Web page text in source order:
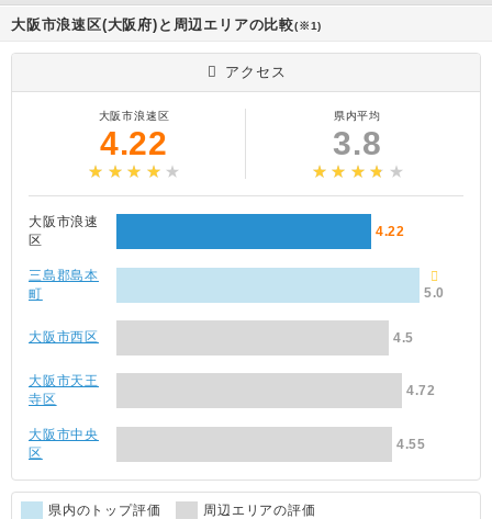
大阪市浪速区(大阪府)と周辺エリアの比較(※1)
アクセス
大阪市浪速区
4.22
県内平均
3.8
大阪市浪速
区
4.22
三島郡島本
町
5.0
大阪市西区 4.5
大阪市天王
寺区
4.72
大阪市中央
区
4.55
県内のトップ評価 周辺エリアの評価